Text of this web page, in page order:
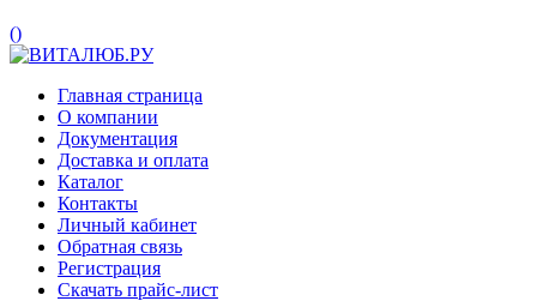
()
Главная страница
О компании
Документация
Доставка и оплата
Каталог
Контакты
Личный кабинет
Обратная связь
Регистрация
Скачать прайс-лист